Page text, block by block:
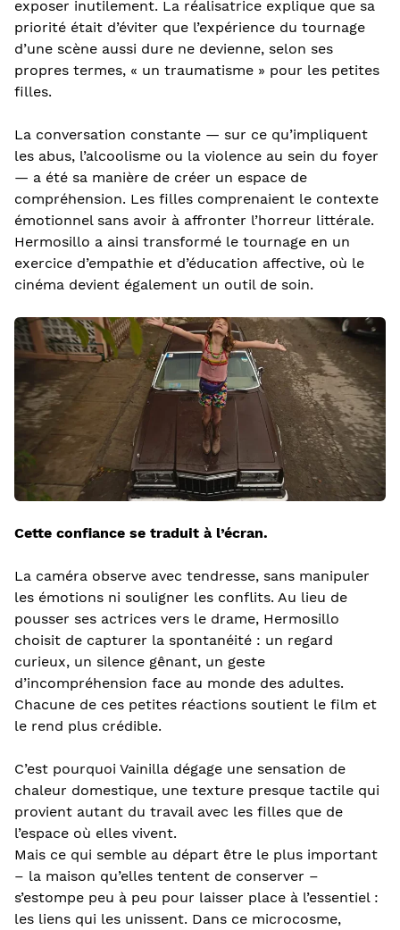
exposer inutilement. La réalisatrice explique que sa
priorité était d’éviter que l’expérience du tournage
d’une scène aussi dure ne devienne, selon ses
propres termes, « un traumatisme » pour les petites
filles.
La conversation constante — sur ce qu’impliquent
les abus, l’alcoolisme ou la violence au sein du foyer
— a été sa manière de créer un espace de
compréhension. Les filles comprenaient le contexte
émotionnel sans avoir à affronter l’horreur littérale.
Hermosillo a ainsi transformé le tournage en un
exercice d’empathie et d’éducation affective, où le
cinéma devient également un outil de soin.
Cette confiance se traduit à l’écran.
La caméra observe avec tendresse, sans manipuler
les émotions ni souligner les conflits. Au lieu de
pousser ses actrices vers le drame, Hermosillo
choisit de capturer la spontanéité : un regard
curieux, un silence gênant, un geste
d’incompréhension face au monde des adultes.
Chacune de ces petites réactions soutient le film et
le rend plus crédible.
C’est pourquoi Vainilla dégage une sensation de
chaleur domestique, une texture presque tactile qui
provient autant du travail avec les filles que de
l’espace où elles vivent.
Mais ce qui semble au départ être le plus important
– la maison qu’elles tentent de conserver –
s’estompe peu à peu pour laisser place à l’essentiel :
les liens qui les unissent. Dans ce microcosme,